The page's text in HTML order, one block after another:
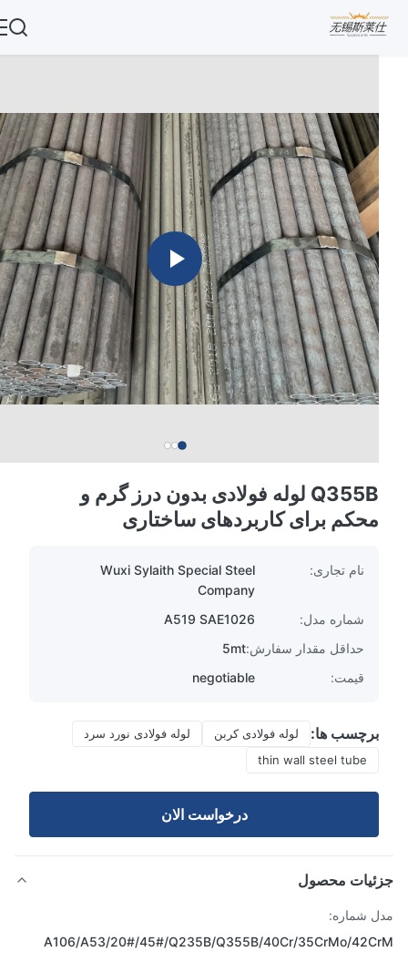
Q355B لوله فولادی بدون درز گرم و
محکم برای کاربردهای ساختاری
نام تجاری:
Wuxi Sylaith Special Steel
Company
شماره مدل:
A519 SAE1026
حداقل مقدار سفارش:5mt
قیمت:
negotiable
برچسب ها: لوله فولادی کربن
لوله فولادی نورد سرد
thin wall steel tube
درخواست الان
محصول
شماره:
A106/A53/20#/45#/Q235B/Q355B/40Cr/35CrMo/